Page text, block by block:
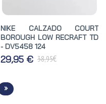
NIKE CALZADO COURT
BOROUGH LOW RECRAFT TD
- DV5458 124
29,95 € 38,95€
»